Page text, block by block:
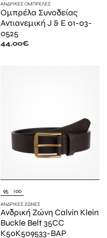
ΑΝΔΡΙΚΈΣ ΟΜΠΡΈΛΕΣ
Ομπρέλα Συνοδείας
Αντιανεμική J & E 01-03-
0525
44.00€
95 100
ΑΝΔΡΙΚΈΣ ΖΏΝΕΣ
Ανδρική Ζώνη Calvin Klein
Buckle Belt 35CC
K50K509533-BAP